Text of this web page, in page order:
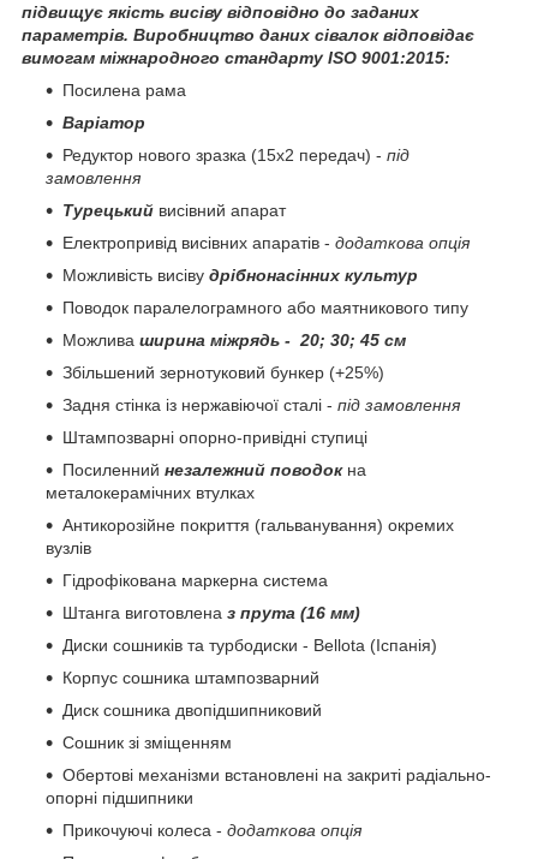
підвищує якість висіву відповідно до заданих
параметрів. Виробництво даних сівалок відповідає
вимогам міжнародного стандарту ISO 9001:2015:
Посилена рама
Варіатор
Редуктор нового зразка (15х2 передач) - під
замовлення
Турецький висівний апарат
Електропривід висівних апаратів - додаткова опція
Можливість висіву дрібнонасінних культур
Поводок паралелограмного або маятникового типу
Можлива ширина міжрядь - 20; 30; 45 см
Збільшений зернотуковий бункер (+25%)
Задня стінка із нержавіючої сталі - під замовлення
Штампозварні опорно-привідні ступиці
Посиленний незалежний поводокна
металокерамічних втулках
Антикорозійне покриття (гальванування) окремих
вузлів
Гідрофікована маркерна система
Штанга виготовлена з прута (16 мм)
Диски сошників та турбодиски - Bellota (Іспанія)
Корпус сошника штампозварний
Диск сошника двопідшипниковий
Сошник зі зміщенням
Обертові механізми встановлені на закриті радіально-
опорні підшипники
Прикочуючі колеса - додаткова опція